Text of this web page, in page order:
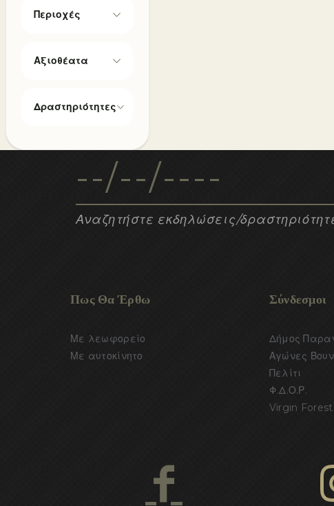
Περιοχές
Αξιοθέατα
Δραστηριότητες
Αναζητήστε εκδηλώσεις/
Πως Θα Έρθω
Με λεωφορείο
Με αυτοκίνητο
Σύνδεσμοι
Δήμος
Αγώνες
Πελίτι
Φ.Δ.Ο.Ρ.
Virgin Forest